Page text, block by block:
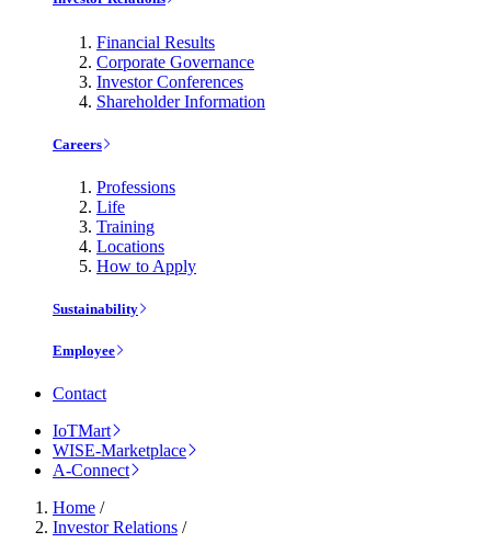
Financial Results
Corporate Governance
Investor Conferences
Shareholder Information
Careers
Professions
Life
Training
Locations
How to Apply
Sustainability
Employee
Contact
IoTMart
WISE-Marketplace
A-Connect
Home /
Investor Relations /